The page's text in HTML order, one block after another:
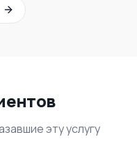
эту услугу